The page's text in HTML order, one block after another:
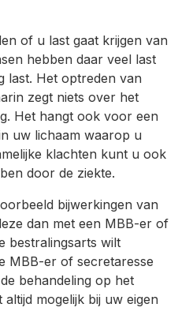
of u last gaat krijgen van
hebben daar veel last
last. Het optreden van
zegt niets over het
Het hangt ook voor een
uw lichaam waarop u
klachten kunt u ook
door de ziekte.
bijwerkingen van
dan met een MBB-er of
bestralingsarts wilt
MBB-er of secretaresse
behandeling op het
mogelijk bij uw eigen